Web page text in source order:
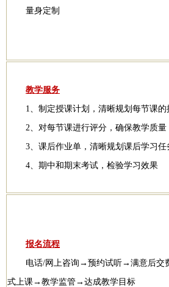
量身定制
教学服务
1、制定授课计划，清晰规划每节课的
2、对每节课进行评分，确保教学质量
3、课后作业单，清晰规划课后学习任
4、期中和期末考试，检验学习效果
报名流程
电话/网上咨询→预约试听→满意后
式上课→教学监管→达成教学目标